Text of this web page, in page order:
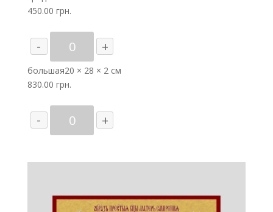
450.00 грн.
-
Количество
товара
"Иверская"
Афонская
икона
Божией
Матери
+
большая20 × 28 × 2 см
830.00 грн.
-
Количество
товара
Матери
+